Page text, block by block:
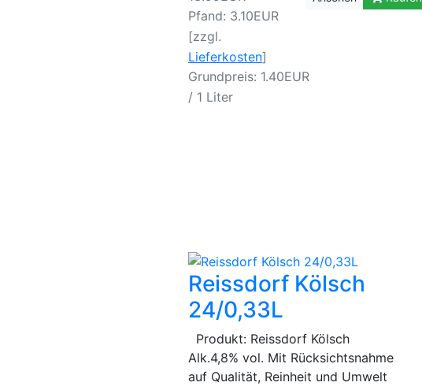
Pfand: 3.10EUR
[zzgl.
Lieferkosten]
Grundpreis: 1.40EUR
/ 1 Liter
Reissdorf Kölsch
24/0,33L
Produkt: Reissdorf Kölsch
Alk.4,8% vol. Mit Rücksichtsnahme
auf Qualität, Reinheit und Umwelt